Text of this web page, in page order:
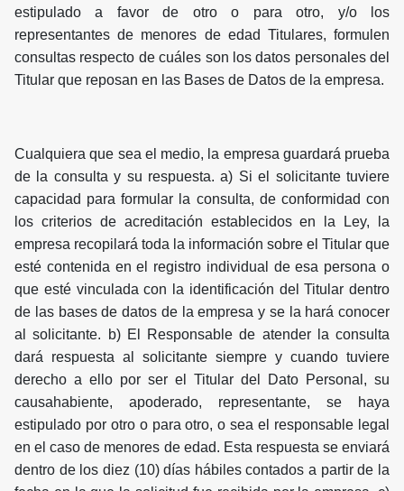
estipulado a favor de otro o para otro, y/o los
representantes de menores de edad Titulares, formulen
consultas respecto de cuáles son los datos personales del
Titular que reposan en las Bases de Datos de la empresa.
Cualquiera que sea el medio, la empresa guardará prueba
de la consulta y su respuesta. a) Si el solicitante tuviere
capacidad para formular la consulta, de conformidad con
los criterios de acreditación establecidos en la Ley, la
empresa recopilará toda la información sobre el Titular que
esté contenida en el registro individual de esa persona o
que esté vinculada con la identificación del Titular dentro
de las bases de datos de la empresa y se la hará conocer
al solicitante. b) El Responsable de atender la consulta
dará respuesta al solicitante siempre y cuando tuviere
derecho a ello por ser el Titular del Dato Personal, su
causahabiente, apoderado, representante, se haya
estipulado por otro o para otro, o sea el responsable legal
en el caso de menores de edad. Esta respuesta se enviará
dentro de los diez (10) días hábiles contados a partir de la